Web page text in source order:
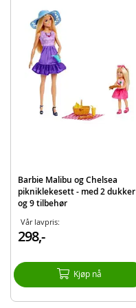
Detaljer:
Mål: ca. 29 cm
Alder: fra 3 år
Produktdetaljer
Modell
Barbie Malibu og Chelsea
pikniklekesett - med 2 dukker
og 9 tilbehør
Vår lavpris:
298,-
Kjøp nå